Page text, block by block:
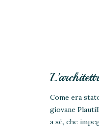
Come era
giovane
a sé, che